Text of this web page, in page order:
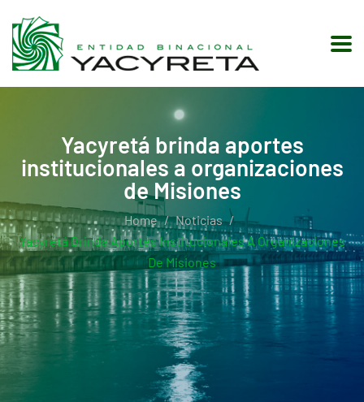
Yacyretá brinda aportes
institucionales a organizaciones
de Misiones
Home
Noticias
Yacyretá Brinda Aportes Institucionales A Organizaciones
De Misiones